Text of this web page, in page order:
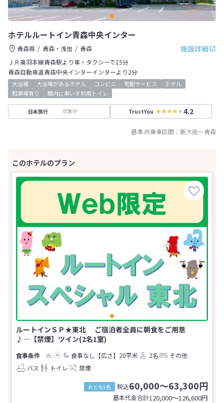
ホテルルートイン青森中央インター
施設詳細
青森県 青森・浅虫
青森
ＪＲ奥羽本線青森駅より車・タクシーで15分
青森自動車道青森中央インターインターより2分
大浴場 大浴場があるホテル コンビニ 宅配サービス
ホテル
駐車場有り
館内に車いす利用トイレ
日本旅行 収集中 TrustYou 4.2
基準JR乗車区間： 新大阪～青森
ルートインＳＰ★東北 ご宿泊者全員に朝食をご用意
♪―【禁煙】ツイン(2名1室)
食事なし 【広さ】20平米 2名
その他
バス
トイレ 禁煙
おとな1名 税込60,000～63,300円
基本代金合計120,000〜126,600円